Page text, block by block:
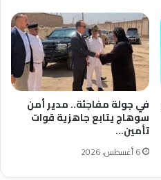
في جولة مفاجئة.. مدير أمن
سوهاج يتابع جاهزية قوات
تأمين…
6 أغسطس، 2026